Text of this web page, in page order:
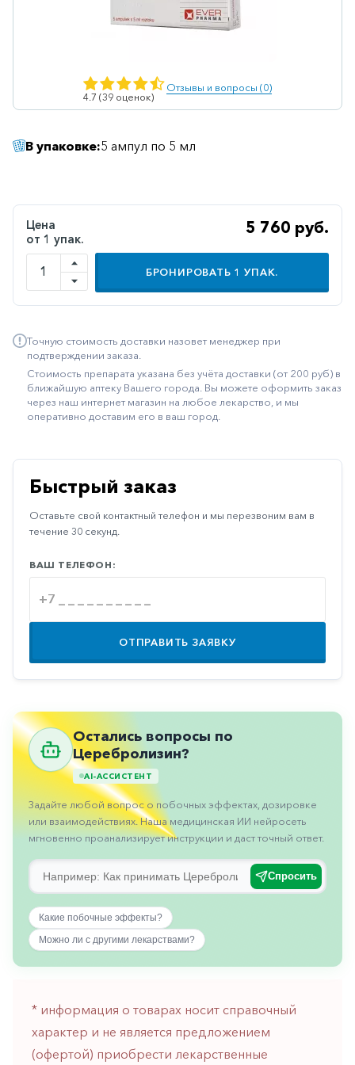
Ветеринарные
Гематологические
Гинекология
Дерматологические
Диабетические
Иммунодепрессанты
Иммуностимуляторы
Климактерические
Минеральный
средства
Остеопороз
Офтальмология
Противоаллергические
Противовоспалительные
Противогрибковые
Противоопухолевые
Противоподагрические
Противорвотные
Противоэпилептические
Прочее
Пульмонология
Сердечные
Тромбозы
Урология
Ухо-
4.7 (39 оценок)
Отзывы и вопросы (0)
В упаковке:5 ампул по 5 мл
Цена
от 1 упак.
5 760 руб.
БРОНИРОВАТЬ 1 УПАК.
Точную стоимость доставки назовет менеджер при
подтверждении заказа.
Стоимость препарата указана без учёта доставки (от 200 руб) в
ближайшую аптеку Вашего города. Вы можете оформить заказ
через наш интернет магазин на любое лекарство, и мы
оперативно доставим его в ваш город.
Быстрый заказ
Оставьте свой контактный телефон и мы перезвоним вам в
течение 30 секунд.
ВАШ ТЕЛЕФОН:
ОТПРАВИТЬ ЗАЯВКУ
Остались вопросы по
Церебролизин?
AI-АССИСТЕНТ
Задайте любой вопрос о побочных эффектах, дозировке
или взаимодействиях. Наша медицинская ИИ нейросеть
мгновенно проанализирует инструкции и даст точный ответ.
Спросить
Какие побочные эффекты?
Можно ли с другими лекарствами?
* информация о товарах носит справочный
характер и не является предложением
(офертой) приобрести лекарственные